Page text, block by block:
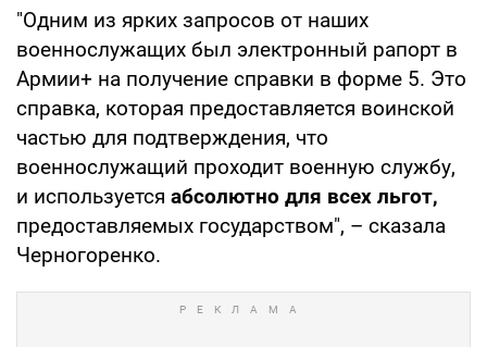
"Одним из ярких запросов от наших
военнослужащих был электронный рапорт в
Армии+ на получение справки в форме 5. Это
справка, которая предоставляется воинской
частью для подтверждения, что
военнослужащий проходит военную службу,
и используется абсолютно для всех льгот,
предоставляемых государством", – сказала
Черногоренко.